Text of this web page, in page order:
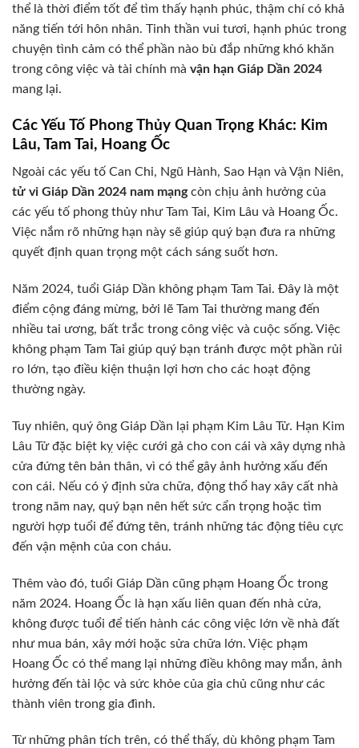
thể là thời điểm tốt để tìm thấy hạnh phúc, thậm chí có khả
năng tiến tới hôn nhân. Tinh thần vui tươi, hạnh phúc trong
chuyện tình cảm có thể phần nào bù đắp những khó khăn
trong công việc và tài chính mà vận hạn Giáp Dần 2024
mang lại.
Các Yếu Tố Phong Thủy Quan Trọng Khác: Kim
Lâu, Tam Tai, Hoang Ốc
Ngoài các yếu tố Can Chi, Ngũ Hành, Sao Hạn và Vận Niên,
tử vi Giáp Dần 2024 nam mạngcòn chịu ảnh hưởng của
các yếu tố phong thủy như Tam Tai, Kim Lâu và Hoang Ốc.
Việc nắm rõ những hạn này sẽ giúp quý bạn đưa ra những
quyết định quan trọng một cách sáng suốt hơn.
Năm 2024, tuổi Giáp Dần không phạm Tam Tai. Đây là một
điểm cộng đáng mừng, bởi lẽ Tam Tai thường mang đến
nhiều tai ương, bất trắc trong công việc và cuộc sống. Việc
không phạm Tam Tai giúp quý bạn tránh được một phần rủi
ro lớn, tạo điều kiện thuận lợi hơn cho các hoạt động
thường ngày.
Tuy nhiên, quý ông Giáp Dần lại phạm Kim Lâu Tử. Hạn Kim
Lâu Tử đặc biệt kỵ việc cưới gả cho con cái và xây dựng nhà
cửa đứng tên bản thân, vì có thể gây ảnh hưởng xấu đến
con cái. Nếu có ý định sửa chữa, động thổ hay xây cất nhà
trong năm nay, quý bạn nên hết sức cẩn trọng hoặc tìm
người hợp tuổi để đứng tên, tránh những tác động tiêu cực
đến vận mệnh của con cháu.
Thêm vào đó, tuổi Giáp Dần cũng phạm Hoang Ốc trong
năm 2024. Hoang Ốc là hạn xấu liên quan đến nhà cửa,
không được tuổi để tiến hành các công việc lớn về nhà đất
như mua bán, xây mới hoặc sửa chữa lớn. Việc phạm
Hoang Ốc có thể mang lại những điều không may mắn, ảnh
hưởng đến tài lộc và sức khỏe của gia chủ cũng như các
thành viên trong gia đình.
Từ những phân tích trên, có thể thấy, dù không phạm Tam